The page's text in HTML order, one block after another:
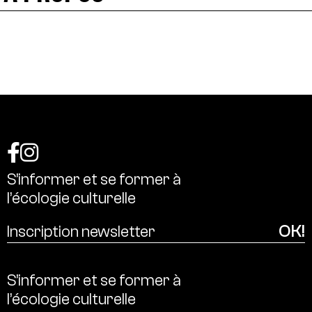
S’informer et se former à
l’écologie culturelle
S’informer et se former à
l’écologie culturelle